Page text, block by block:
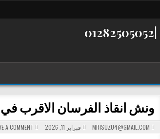
ونش انقاذ الفرسان الاقرب
MRISUZU4@GMAIL.COM فبراير 11, 2026 A COMMENT